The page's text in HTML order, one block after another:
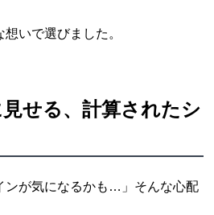
いで選びました。
せる、計算されたシ
ンが気になるかも…」そんな心配